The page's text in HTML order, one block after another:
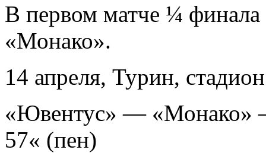
В первом матче ¼
«Монако».
14 апреля, Турин,
«Ювентус» — «Монако»
57« (пен)